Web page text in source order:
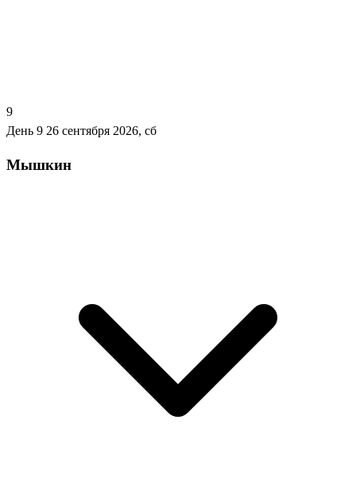
9
День 9 26 сентября 2026, сб
Мышкин